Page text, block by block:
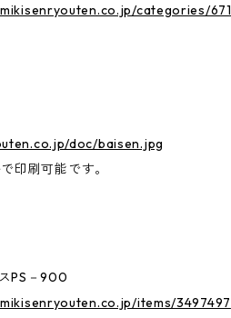
categories/671
doc/baisen.jpg
印刷可能です。
PS－900
items/3497497